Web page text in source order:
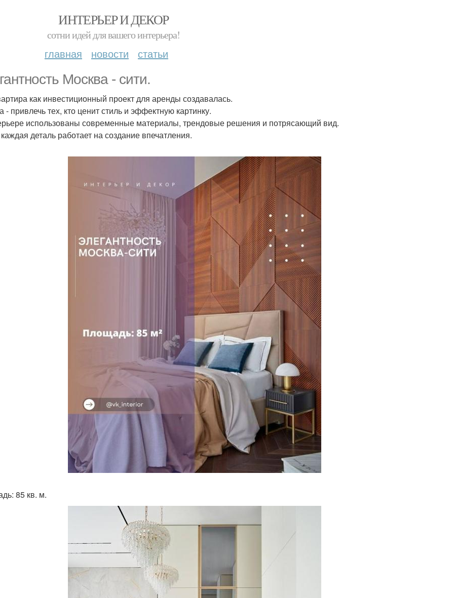
ИНТЕРЬЕР И ДЕКОР
сотни идей для вашего интерьера!
главная новости статьи
Москва - сити.
как инвестиционный проект для аренды создавалась.
- привлечь тех, кто ценит стиль и эффектную картинку.
использованы современные материалы, трендовые решения и потрясающий вид.
деталь работает на создание впечатления.
85 кв. м.